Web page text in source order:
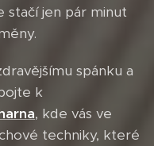
stačí jen pár minut
spánku a
k
, kde vás ve
techniky, které